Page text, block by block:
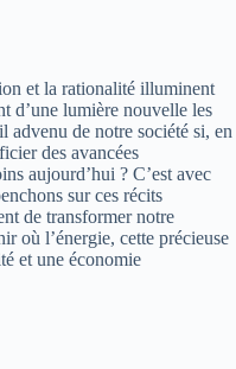
et la rationalité illuminent
d’une lumière nouvelle les
advenu de notre société si, en
des avancées
aujourd’hui ? C’est avec
sur ces récits
de transformer notre
où l’énergie, cette précieuse
et une économie